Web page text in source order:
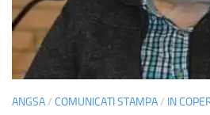
ANGSA/ COMUNICATI STAMPA/ IN